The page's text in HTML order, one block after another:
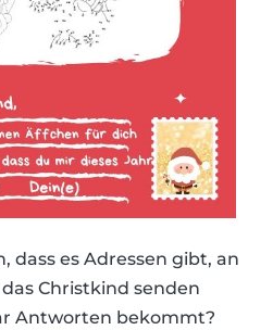
dass es Adressen gibt, an
Christkind senden
Antworten bekommt?